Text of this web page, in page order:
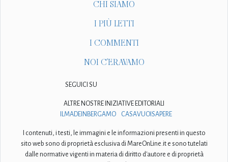
CHI SIAMO
I PIÙ LETTI
I COMMENTI
NOI C'ERAVAMO
SEGUICI SU
ALTRE NOSTRE INIZIATIVE EDITORIALI
ILMADEINBERGAMO
CASAVUOISAPERE
I contenuti, i testi, le immagini e le informazioni presenti in questo
sito web sono di proprietà esclusiva di MareOnLine.it e sono tutelati
dalle normative vigenti in materia di diritto d'autore e di proprietà